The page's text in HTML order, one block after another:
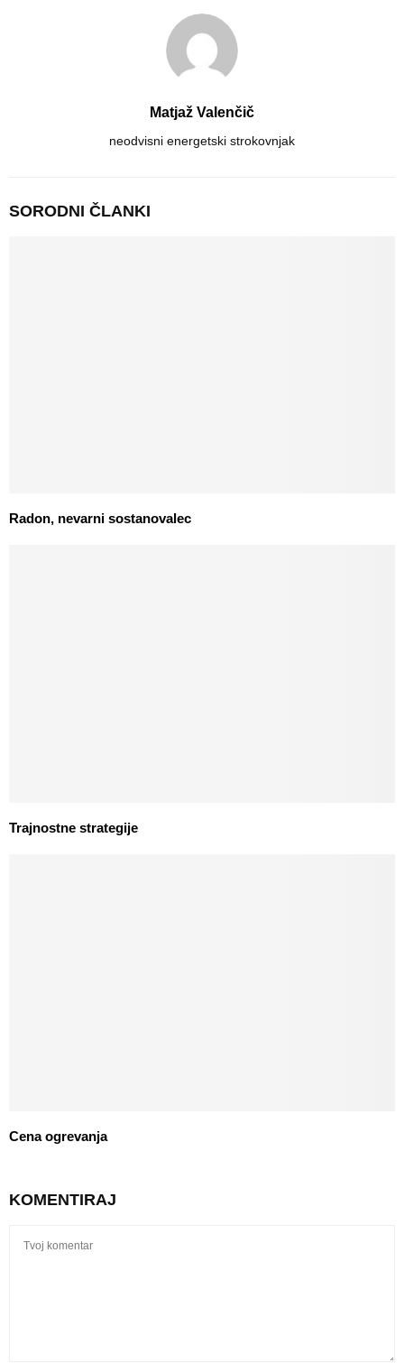
Matjaž Valenčič
neodvisni energetski strokovnjak
SORODNI ČLANKI
Radon, nevarni sostanovalec
Trajnostne strategije
Cena ogrevanja
KOMENTIRAJ